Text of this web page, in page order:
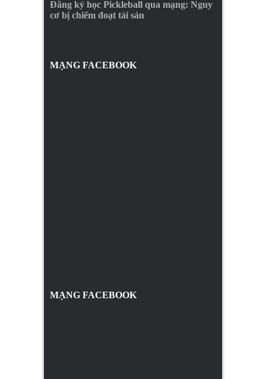
Đăng ký học Pickleball qua mạng: Nguy
cơ bị chiếm đoạt tài sản
MẠNG FACEBOOK
MẠNG FACEBOOK